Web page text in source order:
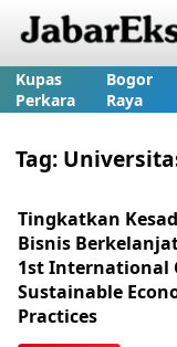
Kupas
Perkara
Bogor
Raya
Tag:
Tingkatkan
Bisnis
1st International
Sustainable
Practices